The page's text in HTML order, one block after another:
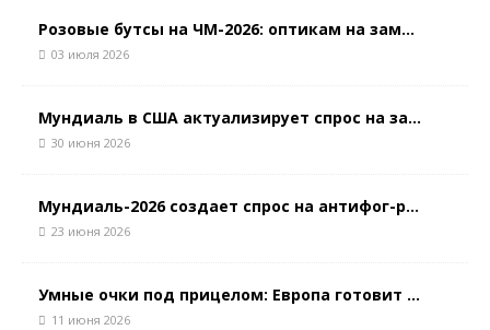
Розовые бутсы на ЧМ-2026: оптикам на зам...
03 июля 2026
Мундиаль в США актуализирует спрос на за...
30 июня 2026
Мундиаль-2026 создает спрос на антифог-р...
23 июня 2026
Умные очки под прицелом: Европа готовит ...
11 июня 2026